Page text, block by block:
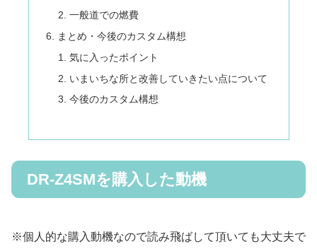
一般道での燃費
まとめ・今後のカスタム構想
気に入ったポイント
いまいちな所と改善していきたい点について
今後のカスタム構想
DR-Z4SMを購入した動機
※個人的な購入動機なので読み飛ばして頂いても大丈夫で